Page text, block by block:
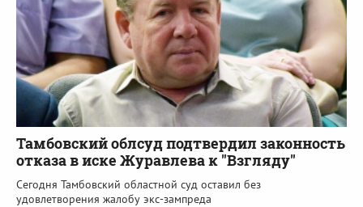
Тамбовский облсуд подтвердил законность
отказа в иске Журавлева к "Взгляду"
Сегодня Тамбовский областной суд оставил без
удовлетворения жалобу экс-зампреда